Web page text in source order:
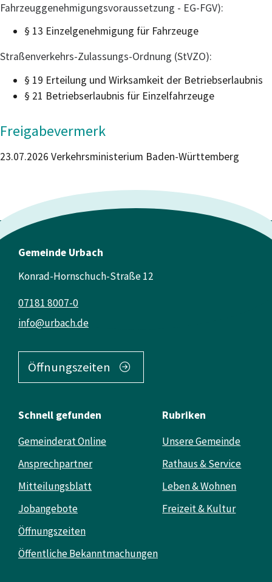
Fahrzeuggenehmigungsvoraussetzung - EG-FGV):
§ 13 Einzelgenehmigung für Fahrzeuge
Straßenverkehrs-Zulassungs-Ordnung (StVZO):
§ 19 Erteilung und Wirksamkeit der Betriebserlaubnis
§ 21 Betriebserlaubnis für Einzelfahrzeuge
Freigabevermerk
23.07.2026 Verkehrsministerium Baden-Württemberg
Gemeinde Urbach
Konrad-Hornschuch-Straße 12
info@urbach.de
07181 8007-0
Öffnungszeiten
Schnell gefunden
Gemeinderat Online
Ansprechpartner
Mitteilungsblatt
Jobangebote
Öffnungszeiten
Öffentliche Bekanntmachungen
Rubriken
Unsere Gemeinde
Rathaus & Service
Leben & Wohnen
Freizeit & Kultur